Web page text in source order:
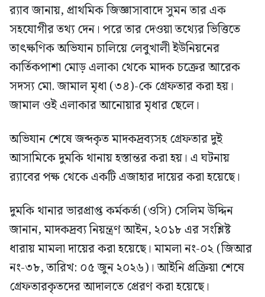
র‍্যাব জানায়, প্রাথমিক জিজ্ঞাসাবাদে সুমন তার এক
সহযোগীর তথ্য দেন। পরে তার দেওয়া তথ্যের ভিত্তিতে
তাৎক্ষণিক অভিযান চালিয়ে লেবুখালী ইউনিয়নের
কার্তিকপাশা মোড় এলাকা থেকে মাদক চক্রের আরেক
সদস্য মো. জামাল মৃধা (৩৪)-কে গ্রেফতার করা হয়।
জামাল ওই এলাকার আনোয়ার মৃধার ছেলে।
অভিযান শেষে জব্দকৃত মাদকদ্রব্যসহ গ্রেফতার দুই
আসামিকে দুমকি থানায় হস্তান্তর করা হয়। এ ঘটনায়
র‍্যাবের পক্ষ থেকে একটি এজাহার দায়ের করা হয়েছে।
দুমকি থানার ভারপ্রাপ্ত কর্মকর্তা (ওসি) সেলিম উদ্দিন
জানান, মাদকদ্রব্য নিয়ন্ত্রণ আইন, ২০১৮ এর সংশ্লিষ্ট
ধারায় মামলা দায়ের করা হয়েছে। মামলা নং-০২ (জিআর
নং-৩৮, তারিখ: ০৫ জুন ২০২৬)। আইনি প্রক্রিয়া শেষে
গ্রেফতারকৃতদের আদালতে প্রেরণ করা হয়েছে।